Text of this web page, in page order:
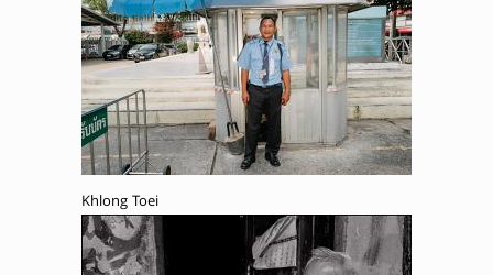
Khlong Toei